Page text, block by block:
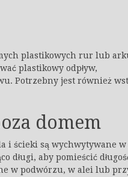
plastikowych rur lub
plastikowy odpływ,
Potrzebny jest również
domem
i ścieki są wychwytywane
długi, aby pomieścić
w podwórzu, w alei lub